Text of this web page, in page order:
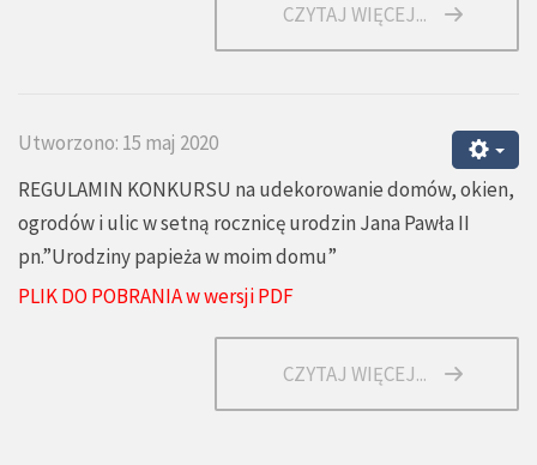
CZYTAJ WIĘCEJ...
Utworzono: 15 maj 2020
REGULAMIN KONKURSU na udekorowanie domów, okien,
ogrodów i ulic w setną rocznicę urodzin Jana Pawła II
pn.”Urodziny papieża w moim domu”
PLIK DO POBRANIA w wersji PDF
CZYTAJ WIĘCEJ...